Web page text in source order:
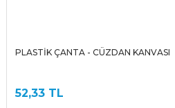
PLASTİK ÇANTA - CÜZDAN KANVASI
52,33 TL